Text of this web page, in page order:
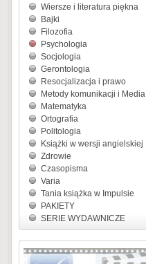
Wiersze i literatura piękna
Bajki
Filozofia
Psychologia
Socjologia
Gerontologia
Resocjalizacja i prawo
Metody komunikacji i Media
Matematyka
Ortografia
Politologia
Książki w wersji angielskiej
Zdrowie
Czasopisma
Varia
Tania książka w Impulsie
PAKIETY
SERIE WYDAWNICZE